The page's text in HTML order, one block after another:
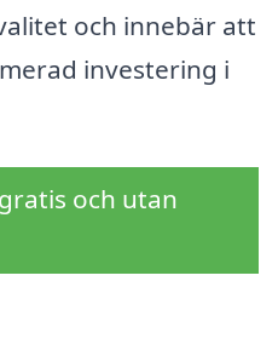
och innebär att
investering i
och utan